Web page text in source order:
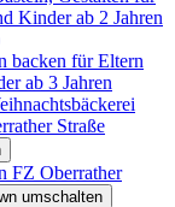
Kinder ab 2 Jahren
backen für Eltern
ab 3 Jahren
Straße
FZ Oberrather
umschalten